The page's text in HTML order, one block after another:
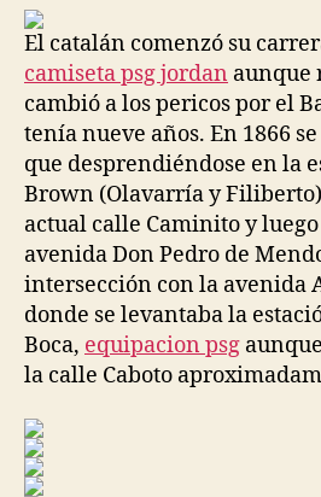
El catalán comenzó su
camiseta psg jordan aunque
cambió a los pericos por el
tenía nueve años. En 1866
que desprendiéndose en la
Brown (Olavarría y
actual calle Caminito y
avenida Don Pedro de
intersección con la avenida
donde se levantaba la
Boca, equipacion psg
la calle Caboto